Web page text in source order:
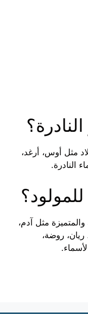
مثل أوس، أرغد،
النادرة.
والمتميزة مثل آدم،
روضة،